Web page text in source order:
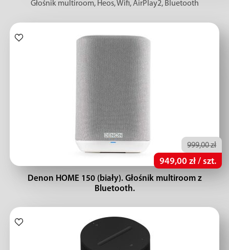
Głośnik multiroom, Heos, Wifi, AirPlay2, Bluetooth
999,00 zł
949,00 zł / szt.
Denon HOME 150 (biały). Głośnik multiroom z
Bluetooth.